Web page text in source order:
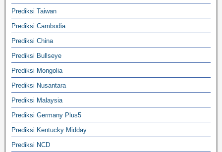
Prediksi Taiwan
Prediksi Cambodia
Prediksi China
Prediksi Bullseye
Prediksi Mongolia
Prediksi Nusantara
Prediksi Malaysia
Prediksi Germany Plus5
Prediksi Kentucky Midday
Prediksi NCD